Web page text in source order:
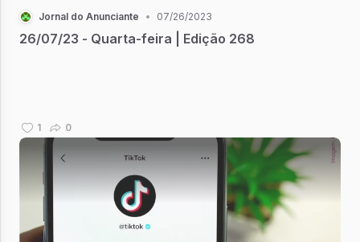
Jornal do Anunciante • 07/26/2023
26/07/23 - Quarta-feira | Edição 268
1 0